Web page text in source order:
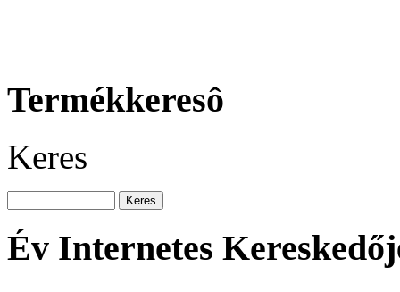
Termékkeresô
Keres
Év Internetes